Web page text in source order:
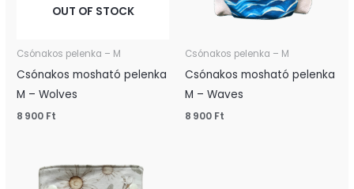
OUT OF STOCK
Csónakos pelenka – M
Csónakos mosható pelenka
M – Wolves
8 900 Ft
Csónakos pelenka – M
Csónakos mosható pelenka
M – Waves
8 900 Ft